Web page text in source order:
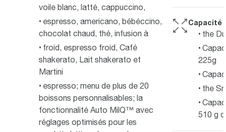
voile blanc, latté, cappuccino,
espresso, americano, bébéccino,
chocolat chaud, thé, infusion à
froid, espresso froid, Café
shakerato, Lait shakerato et
Martini
espresso; menu de plus de 20
boissons personnalisables; la
fonctionnalité Auto MilQ™ avec
réglages optimisés pour les
Capacité
the
225g
the
510 g